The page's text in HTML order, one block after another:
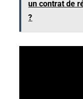
un contrat de
?